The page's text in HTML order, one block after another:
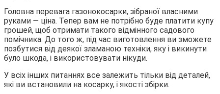
Головна перевага газонокосарки, зібраної власними
руками — ціна. Тепер вам не потрібно буде платити купу
грошей, щоб отримати такого відмінного садового
помічника. До того ж, під час виготовлення ви зможете
позбутися від деякої зламаною техніки, яку і викинути
було шкода, і використовувати нікуди.
У всіх інших питаннях все залежить тільки від деталей,
які ви встановили на косарку, і якості збірки.